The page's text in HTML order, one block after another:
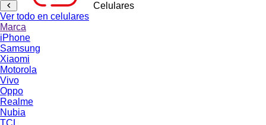
Celulares
Ver todo en celulares
Marca
iPhone
Samsung
Xiaomi
Motorola
Vivo
Oppo
Realme
Nubia
TCL